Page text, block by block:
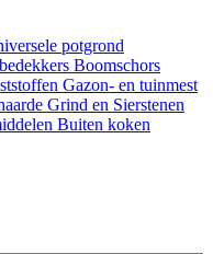
potgrond
Boomschors
Gazon- en tuinmest
Grind en Sierstenen
Buiten koken